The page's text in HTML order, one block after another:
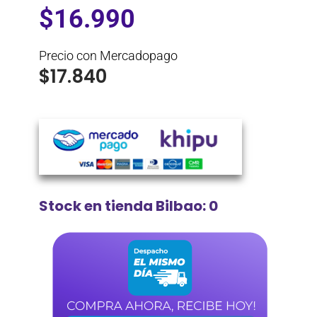
$16.990
Precio con Mercadopago
$17.840
Stock en tienda Bilbao: 0